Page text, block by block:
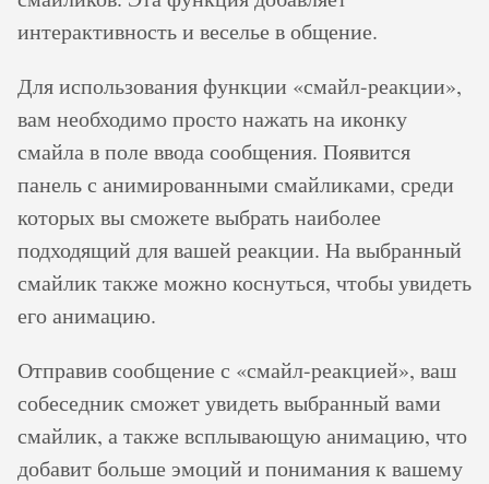
интерактивность и веселье в общение.
Для использования функции «смайл-реакции»,
вам необходимо просто нажать на иконку
смайла в поле ввода сообщения. Появится
панель с анимированными смайликами, среди
которых вы сможете выбрать наиболее
подходящий для вашей реакции. На выбранный
смайлик также можно коснуться, чтобы увидеть
его анимацию.
Отправив сообщение с «смайл-реакцией», ваш
собеседник сможет увидеть выбранный вами
смайлик, а также всплывающую анимацию, что
добавит больше эмоций и понимания к вашему